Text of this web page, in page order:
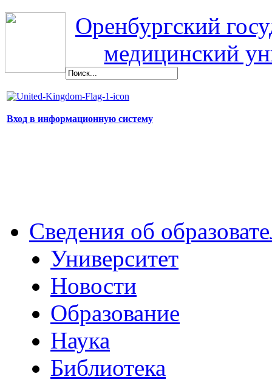
Оренбургский
медицинский
Вход в информационную систему
Сведения об
Университет
Новости
Образование
Наука
Библиотека